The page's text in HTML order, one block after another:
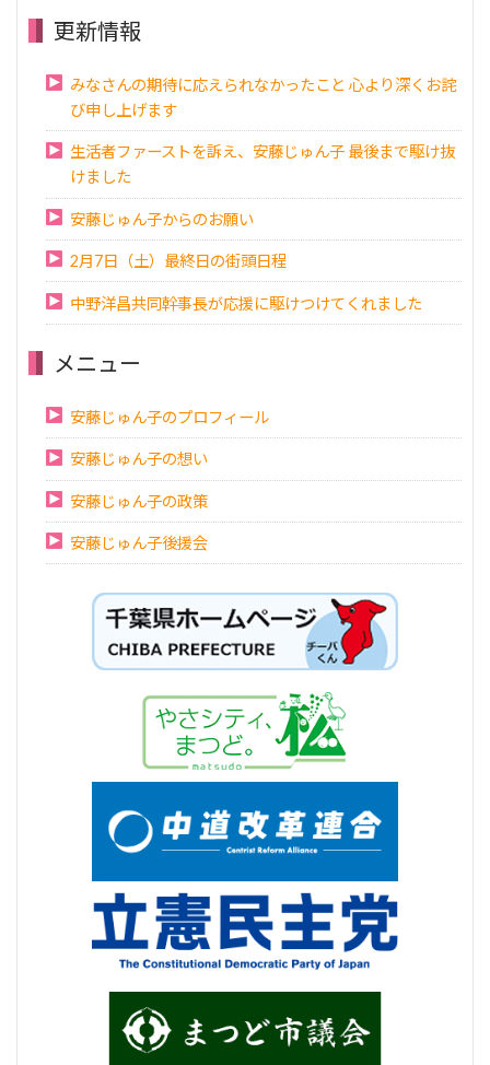
更新情報
みなさんの期待に応えられなかったこと 心より深くお詫
び申し上げます
生活者ファーストを訴え、安藤じゅん子 最後まで駆け抜
けました
安藤じゅん子からのお願い
2月7日（土）最終日の街頭日程
中野洋昌共同幹事長が応援に駆けつけてくれました
メニュー
安藤じゅん子のプロフィール
安藤じゅん子の想い
安藤じゅん子の政策
安藤じゅん子後援会